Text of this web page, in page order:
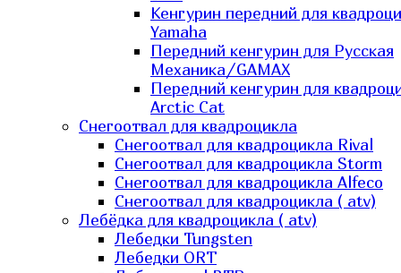
Кенгурин передний для
Yamaha
Передний кенгурин для Русская
Механика/GAMAX
Передний кенгурин для
Arctic Cat
Снегоотвал для квадроцикла
Снегоотвал для квадроцикла Rival
Снегоотвал для квадроцикла Storm
Снегоотвал для квадроцикла Alfeco
Снегоотвал для квадроцикла ( atv)
Лебёдка для квадроцикла ( atv)
Лебедки Tungsten
Лебедки ORT